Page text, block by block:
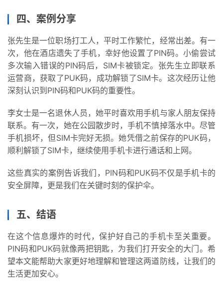
知
识
行
业
资
讯
流
量
卡
推
号
认
增
值
业
登录 注册
投稿
四、案例分享
张先生是一位职场打工人，平时工作繁忙，经常出差。有一
次，他在酒店遗失了手机，幸好他设置了PIN码。小偷尝试
多次输入错误的PIN码后，SIM卡被锁定。张先生立即联系
运营商，获取了PUK码，成功解锁了SIM卡。这次经历让他
深刻认识到PIN码和PUK码的重要性。
李女士是一名退休人员，她平时喜欢用手机与家人朋友保持
联系。有一次，她在公园散步时，手机不慎掉落水中。尽管
手机损坏，但SIM卡完好无损。她凭借之前保存的PUK码，
顺利解锁了SIM卡，继续使用手机卡进行通话和上网。
这些真实的案例告诉我们，PIN码和PUK码不仅是手机卡的
安全屏障，更是我们在关键时刻的保护伞。
五、结语
在这个信息爆炸的时代，保护好自己的手机卡至关重要。
PIN码和PUK码就像两把钥匙，为我们打开安全的大门。希
望本文能帮助大家更好地理解和管理这两道防线，让我们的
生活更加安心。